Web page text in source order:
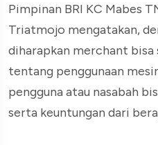
Pimpinan BRI KC Mabes
Triatmojo mengatakan,
diharapkan merchant bisa
tentang penggunaan
pengguna atau nasabah
serta keuntungan dari